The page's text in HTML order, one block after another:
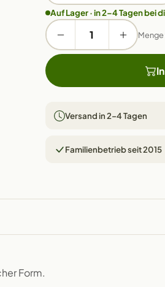
Auf Lager · in 2–4 Tagen bei
Versand in 2–4 Tagen
Familienbetrieb seit 2015
Form.